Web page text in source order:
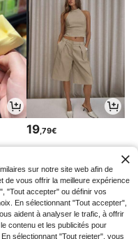
19 ,79€
sur notre site web afin de
de vous offrir la meilleure expérience
"Tout accepter" ou définir vos
En sélectionnant "Tout accepter",
aident à analyser le trafic, à offrir
contenu et les publicités pour
sélectionnant "Tout rejeter", vous